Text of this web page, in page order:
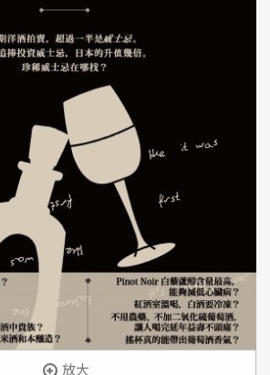
放大